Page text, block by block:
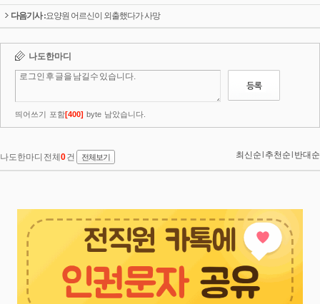
다음기사 :요양원 어르신이 외출했다가 사망